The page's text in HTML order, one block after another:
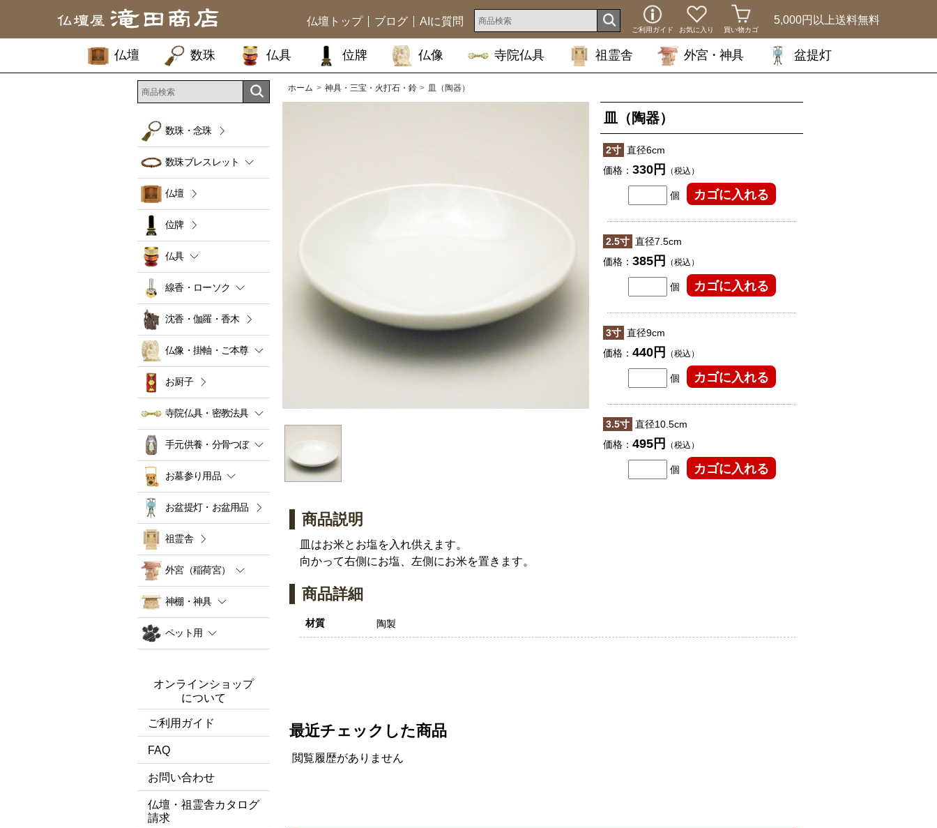
5,000円以上送料無料
ご利用ガイド お気に入り 買い物カゴ
仏壇トップ ブログ AIに質問
仏壇 数珠 仏具 位牌 仏像 寺院仏具 祖霊舎 外宮・神具 盆提灯
ホーム 神具・三宝・火打石・鈴 皿（陶器）
皿（陶器）
2寸 直径6cm
価格： 330円 （税込）
個
2.5寸 直径7.5cm
価格： 385円 （税込）
個
3寸 直径9cm
価格： 440円 （税込）
個
3.5寸 直径10.5cm
価格： 495円 （税込）
個
商品説明
皿はお米とお塩を入れ供えます。
向かって右側にお塩、左側にお米を置きます。
商品詳細
材質 陶製
最近チェックした商品
閲覧履歴がありません
数珠・念珠
数珠ブレスレット
仏壇
位牌
仏具
線香・ローソク
沈香・伽羅・香木
仏像・掛軸・ご本尊
お厨子
寺院仏具・密教法具
手元供養・分骨つぼ
お墓参り用品
お盆提灯・お盆用品
祖霊舎
外宮（稲荷宮）
神棚・神具
ペット用
オンラインショップ
について
ご利用ガイド
FAQ
お問い合わせ
仏壇・祖霊舎カタログ
請求